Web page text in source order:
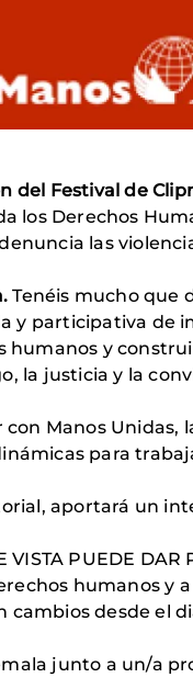
del Festival de
los Derechos
las
Tenéis mucho que
y participativa de
y
la justicia y la
Manos
para
aportará un
VISTA PUEDE DAR
humanos y
desde el
junto a un/